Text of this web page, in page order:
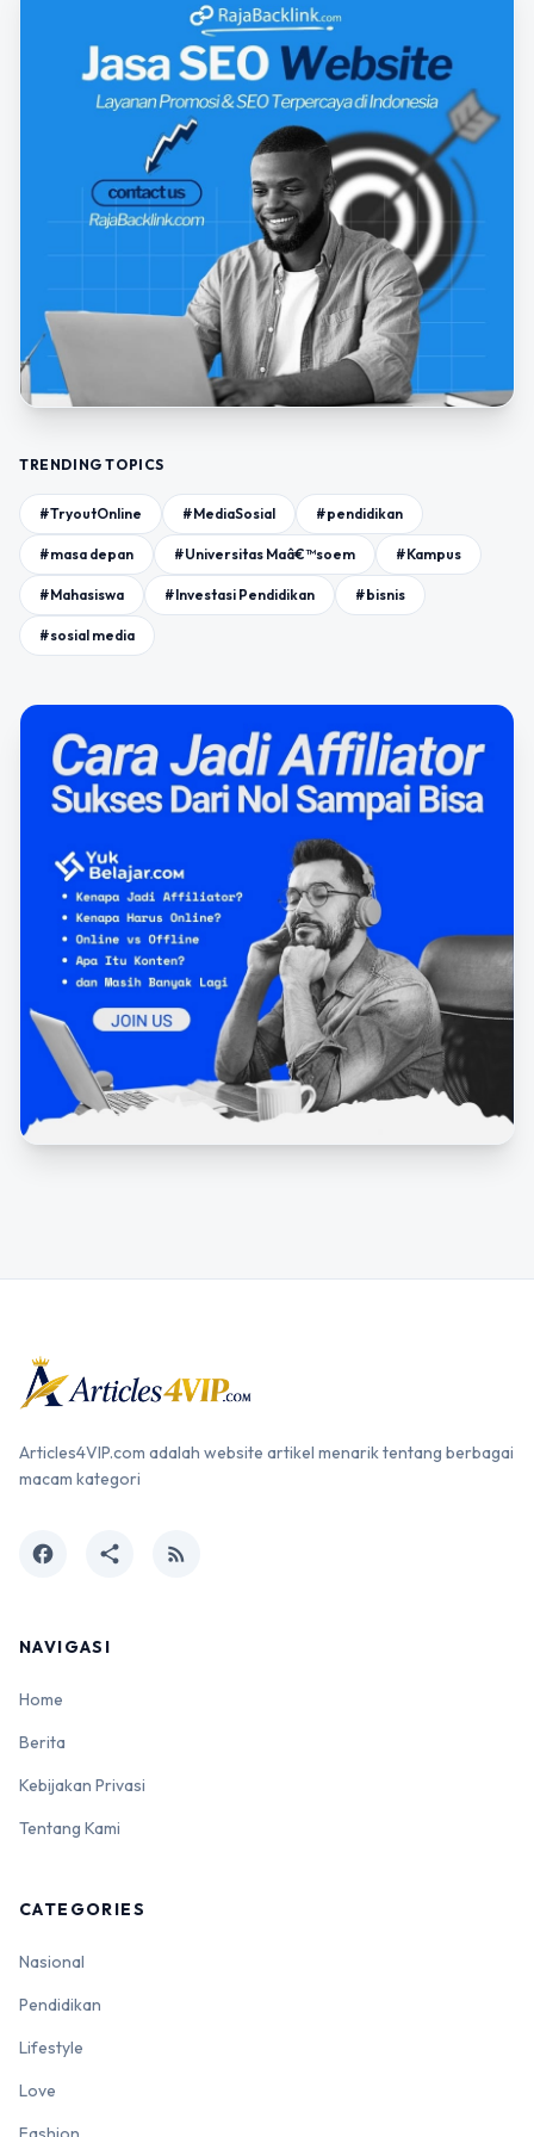
TRENDING TOPICS
#TryoutOnline #MediaSosial #pendidikan
#masa depan #Universitas Maâ€™soem #Kampus
#Mahasiswa #Investasi Pendidikan #bisnis
#sosial media
Articles4VIP.com adalah website artikel menarik tentang berbagai
macam kategori
facebook share rss_feed
NAVIGASI
Home
Berita
Kebijakan Privasi
Tentang Kami
CATEGORIES
Nasional
Pendidikan
Lifestyle
Love